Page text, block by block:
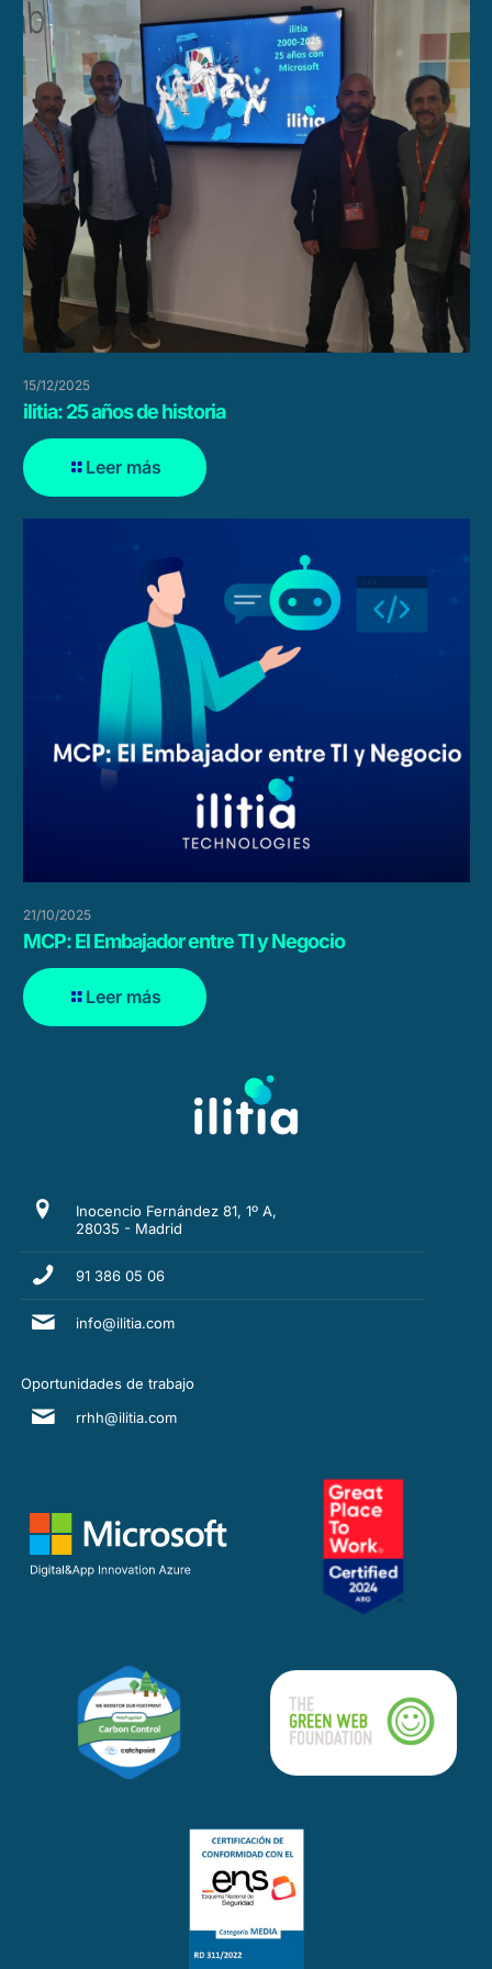
15/12/2025
ilitia: 25 años de historia
Leer más
21/10/2025
MCP: El Embajador entre TI y Negocio
Leer más
Inocencio Fernández 81, 1º A,
28035 - Madrid
91 386 05 06
info@ilitia.com
Oportunidades de trabajo
rrhh@ilitia.com